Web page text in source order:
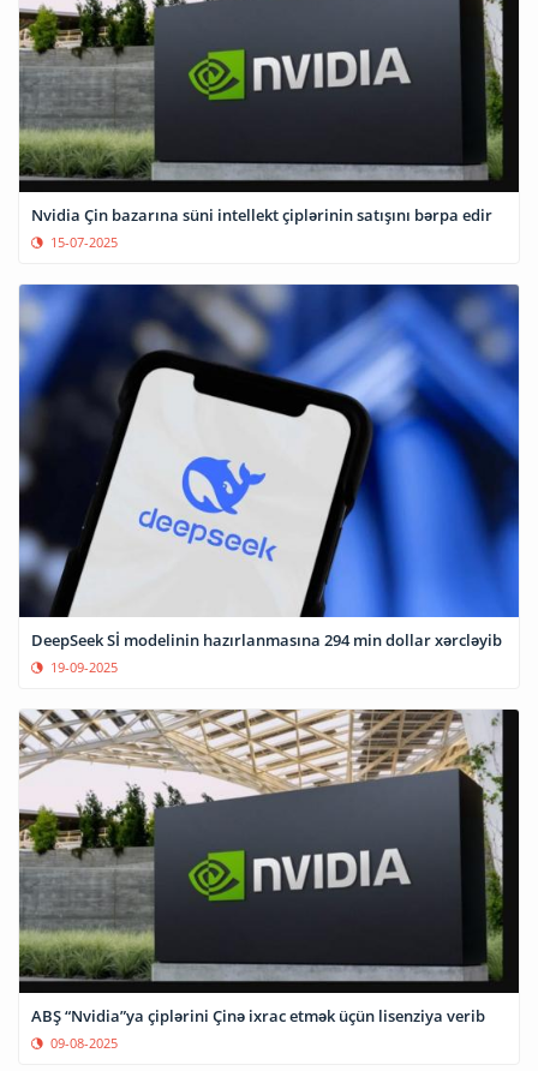
Nvidia Çin bazarına süni intellekt çiplərinin satışını bərpa edir
15-07-2025
DeepSeek Sİ modelinin hazırlanmasına 294 min dollar xərcləyib
19-09-2025
ABŞ “Nvidia”ya çiplərini Çinə ixrac etmək üçün lisenziya verib
09-08-2025